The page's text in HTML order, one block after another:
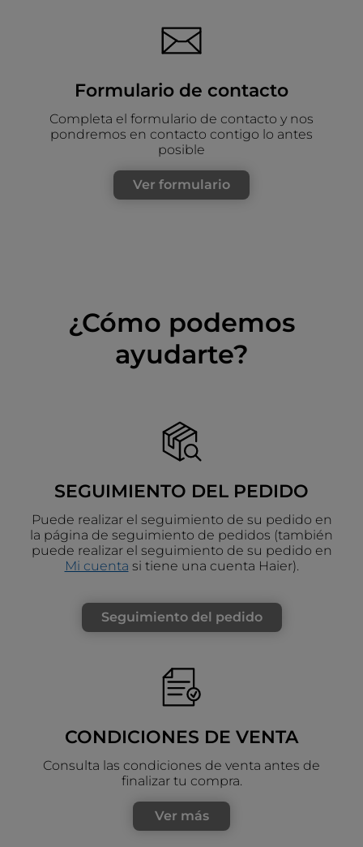
Formulario de contacto
Completa el formulario de contacto y nos
pondremos en contacto contigo lo antes
posible
Ver formulario
¿Cómo podemos
ayudarte?
SEGUIMIENTO DEL PEDIDO
Puede realizar el seguimiento de su pedido en
la página de seguimiento de pedidos (también
puede realizar el seguimiento de su pedido en
Mi cuenta si tiene una cuenta Haier).
Seguimiento del pedido
CONDICIONES DE VENTA
Consulta las condiciones de venta antes de
finalizar tu compra.
Ver más